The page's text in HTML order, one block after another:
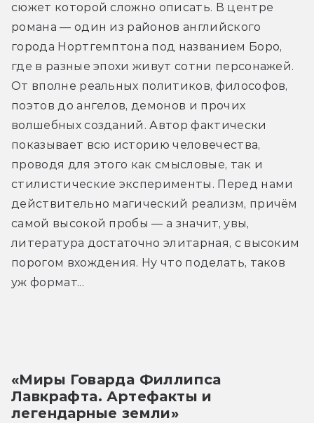
сюжет которой сложно описать. В центре
романа — один из районов английского
города Нортгемптона под названием Боро,
где в разные эпохи живут сотни персонажей.
От вполне реальных политиков, философов,
поэтов до ангелов, демонов и прочих
волшебных созданий. Автор фактически
показывает всю историю человечества,
проводя для этого как смысловые, так и
стилистические эксперименты. Перед нами
действительно магический реализм, причём
самой высокой пробы — а значит, увы,
литература достаточно элитарная, с высоким
порогом вхождения. Ну что поделать, таков
уж формат...
«Миры Говарда Филлипса
Лавкрафта. Артефакты и
легендарные земли»